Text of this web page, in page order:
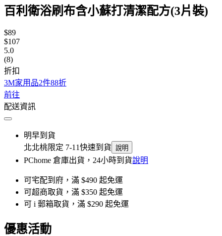
百利衛浴刷布含小蘇打清潔配方(3片裝)
$89
$107
5.0
(8)
折扣
3M家用品2件88折
前往
配送資訊
明早到貨
北北桃限定 7-11快速到貨 說明
PChome 倉庫出貨，24小時到貨說明
可宅配到府，滿 $490 起免運
可超商取貨，滿 $350 起免運
可 i 郵箱取貨，滿 $290 起免運
優惠活動